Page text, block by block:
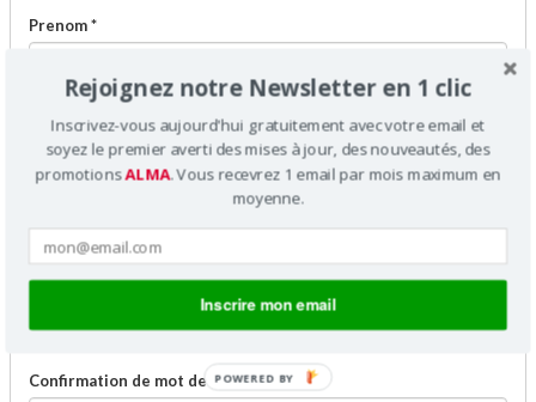
Prenom *
Confirmation de mot de passe *
Rejoignez notre Newsletter en 1 clic
Inscrivez-vous aujourd'hui gratuitement avec votre email et
soyez le premier averti des mises à jour, des nouveautés, des
promotionsALMA. Vous recevrez 1 email par mois maximum en
moyenne.
Inscrire mon email
POWERED BY